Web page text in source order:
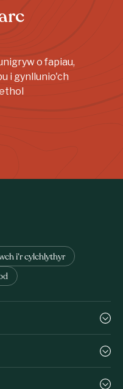
o fapiau,
i gynllunio'ch
i’r cylchlythyr